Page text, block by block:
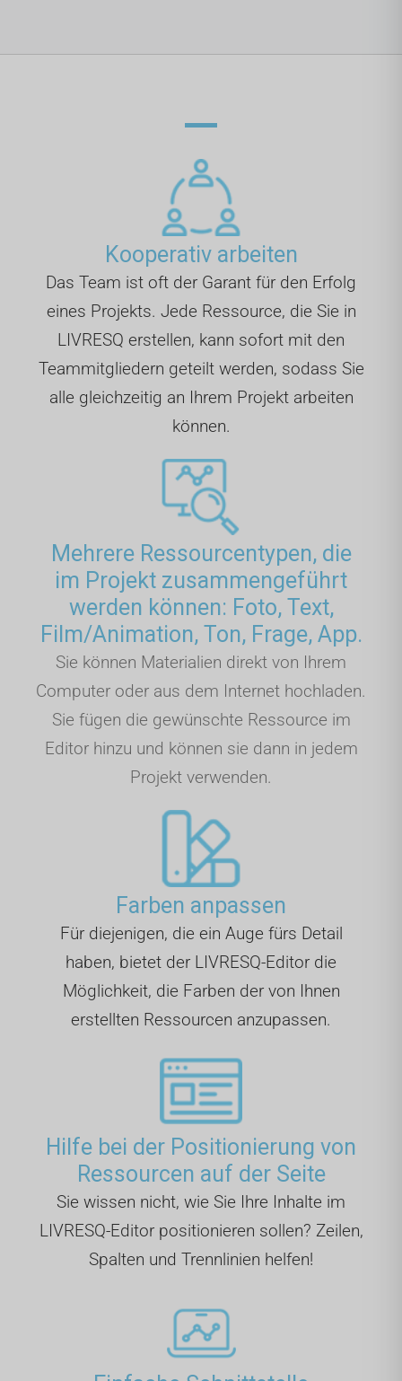
Kooperativ arbeiten
Das Team ist oft der Garant für den Erfolg
eines Projekts. Jede Ressource, die Sie in
LIVRESQ erstellen, kann sofort mit den
Teammitgliedern geteilt werden, sodass Sie
alle gleichzeitig an Ihrem Projekt arbeiten
können.
Mehrere Ressourcentypen, die
im Projekt zusammengeführt
werden können: Foto, Text,
Film/Animation, Ton, Frage, App.
Sie können Materialien direkt von Ihrem
Computer oder aus dem Internet hochladen.
Sie fügen die gewünschte Ressource im
Editor hinzu und können sie dann in jedem
Projekt verwenden.
Farben anpassen
Für diejenigen, die ein Auge fürs Detail
haben, bietet der LIVRESQ-Editor die
Möglichkeit, die Farben der von Ihnen
erstellten Ressourcen anzupassen.
Hilfe bei der Positionierung von
Ressourcen auf der Seite
Sie wissen nicht, wie Sie Ihre Inhalte im
LIVRESQ-Editor positionieren sollen? Zeilen,
Spalten und Trennlinien helfen!